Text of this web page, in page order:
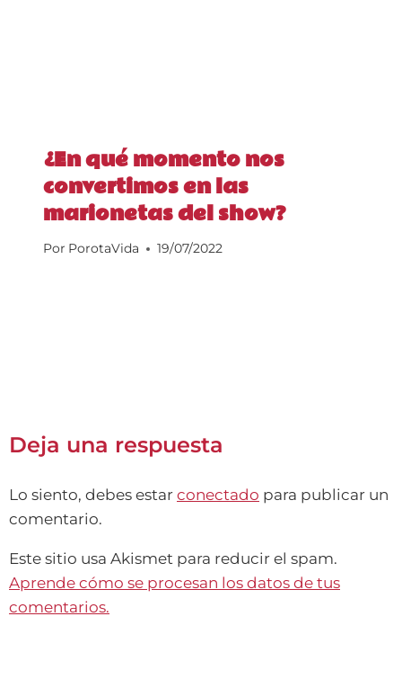
¿En qué momento nos
convertimos en las
marionetas del show?
Por PorotaVida 19/07/2022
Deja una respuesta
Lo siento, debes estar conectado para publicar un
comentario.
Este sitio usa Akismet para reducir el spam.
Aprende cómo se procesan los datos de tus
comentarios.